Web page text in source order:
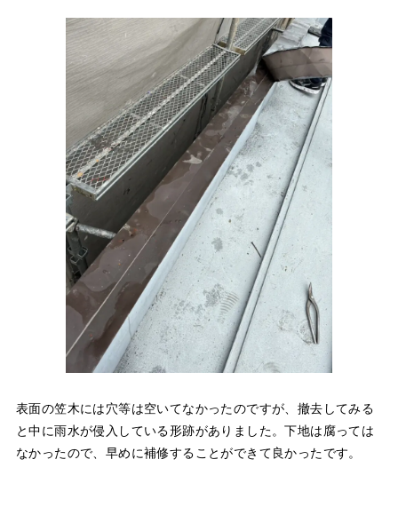
表面の笠木には穴等は空いてなかったのですが、撤去してみる
と中に雨水が侵入している形跡がありました。下地は腐っては
なかったので、早めに補修することができて良かったです。